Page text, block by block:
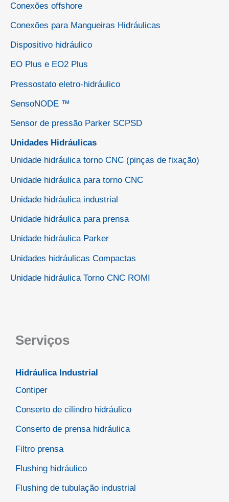
Conexões offshore
Conexões para Mangueiras Hidráulicas
Dispositivo hidráulico
EO Plus e EO2 Plus
Pressostato eletro-hidráulico
SensoNODE ™
Sensor de pressão Parker SCPSD
Unidades Hidráulicas
Unidade hidráulica torno CNC (pinças de fixação)
Unidade hidráulica para torno CNC
Unidade hidráulica industrial
Unidade hidráulica para prensa
Unidade hidráulica Parker
Unidades hidráulicas Compactas
Unidade hidráulica Torno CNC ROMI
Serviços
Hidráulica Industrial
Contiper
Conserto de cilindro hidráulico
Conserto de prensa hidráulica
Filtro prensa
Flushing hidráulico
Flushing de tubulação industrial